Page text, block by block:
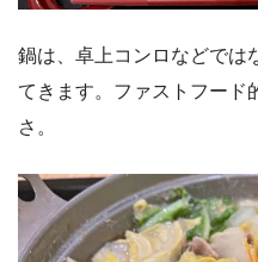
鍋は、卓上コンロなどでは
てきます。ファストフード
さ。